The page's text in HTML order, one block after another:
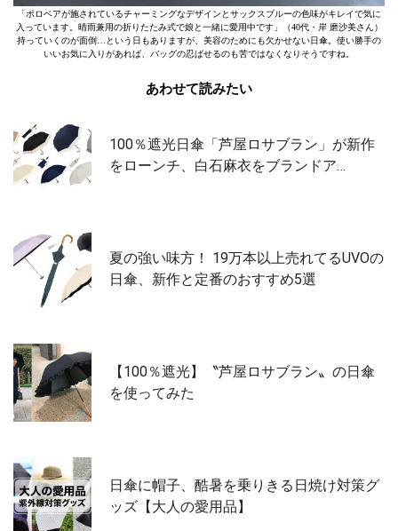
「ポロベアが施されているチャーミングなデザインとサックスブルーの色味がキレイで気に
入っています。晴雨兼用の折りたたみ式で娘と一緒に愛用中です」（40代・岸 磨沙美さん）
持っていくのが面倒…という日もありますが、美容のためにも欠かせない日傘。使い勝手の
いいお気に入りがあれば、バッグの忍ばせるのも苦ではなくなりそうですね。
あわせて読みたい
100％遮光日傘「芦屋ロサブラン」が新作
をローンチ、白石麻衣をブランドア…
夏の強い味方！ 19万本以上売れてるUVOの
日傘、新作と定番のおすすめ5選
【100％遮光】〝芦屋ロサブラン〟の日傘
を使ってみた
日傘に帽子、酷暑を乗りきる日焼け対策グ
ッズ【大人の愛用品】